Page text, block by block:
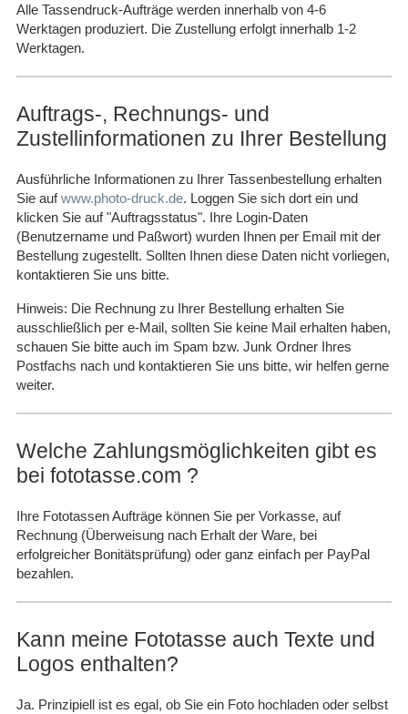
Alle Tassendruck-Aufträge werden innerhalb von 4-6
Werktagen produziert. Die Zustellung erfolgt innerhalb 1-2
Werktagen.
Auftrags-, Rechnungs- und
Zustellinformationen zu Ihrer Bestellung
Ausführliche Informationen zu Ihrer Tassenbestellung erhalten
Sie aufwww.photo-druck.de. Loggen Sie sich dort ein und
klicken Sie auf "Auftragsstatus". Ihre Login-Daten
(Benutzername und Paßwort) wurden Ihnen per Email mit der
Bestellung zugestellt. Sollten Ihnen diese Daten nicht vorliegen,
kontaktieren Sie uns bitte.
Hinweis: Die Rechnung zu Ihrer Bestellung erhalten Sie
ausschließlich per e-Mail, sollten Sie keine Mail erhalten haben,
schauen Sie bitte auch im Spam bzw. Junk Ordner Ihres
Postfachs nach und kontaktieren Sie uns bitte, wir helfen gerne
weiter.
Welche Zahlungsmöglichkeiten gibt es
bei fototasse.com ?
Ihre Fototassen Aufträge können Sie per Vorkasse, auf
Rechnung (Überweisung nach Erhalt der Ware, bei
erfolgreicher Bonitätsprüfung) oder ganz einfach per PayPal
bezahlen.
Kann meine Fototasse auch Texte und
Logos enthalten?
Ja. Prinzipiell ist es egal, ob Sie ein Foto hochladen oder selbst